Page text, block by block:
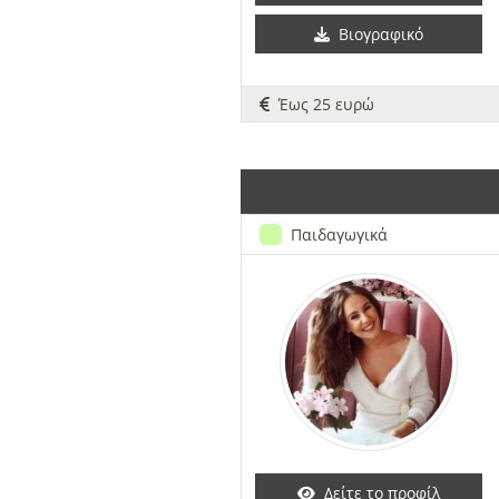
Βιογραφικό
Έως 25 ευρώ
Παιδαγωγικά
Δείτε το προφίλ